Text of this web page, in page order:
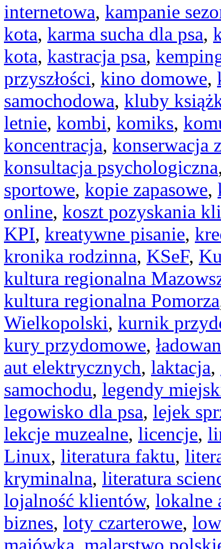
internetowa, kampanie
kota, karma sucha dla psa,
kota, kastracja psa,
przyszłości, kino domowe,
samochodowa, kluby
letnie, kombi, komiks,
koncentracja, konserwacja
konsultacja psychologiczna
sportowe, kopie zapasowe,
online, koszt pozyskania
KPI, kreatywne pisanie,
kronika rodzinna, KSeF,
kultura regionalna
kultura regionalna Pomorza
Wielkopolski, kurnik
kury przydomowe,
aut elektrycznych, laktacja,
samochodu, legendy
legowisko dla psa, lejek
lekcje muzealne, licencje,
Linux, literatura faktu,
kryminalna, literatura
lojalność klientów, lokalne
biznes, loty czarterowe,
majówka, malarstwo